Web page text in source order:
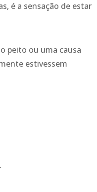
é a sensação de estar
peito ou uma causa
estivessem